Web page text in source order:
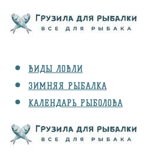
ВИДЫ ЛОВЛИ
ЗИМНЯЯ РЫБАЛКА
КАЛЕНДАРЬ РЫБОЛОВА
СНАРЯЖЕНИЕ